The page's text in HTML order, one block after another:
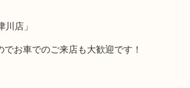
店」
お車でのご来店も大歓迎です！